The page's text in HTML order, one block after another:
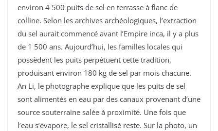
environ 4 500 puits de sel en terrasse à flanc de
colline. Selon les archives archéologiques, l’extraction
du sel aurait commencé avant l’Empire inca, il y a plus
de 1 500 ans. Aujourd’hui, les familles locales qui
possèdent les puits perpétuent cette tradition,
produisant environ 180 kg de sel par mois chacune.
An Li, le photographe explique que les puits de sel
sont alimentés en eau par des canaux provenant d’une
source souterraine salée à proximité. Une fois que
l’eau s’évapore, le sel cristallisé reste. Sur la photo, un